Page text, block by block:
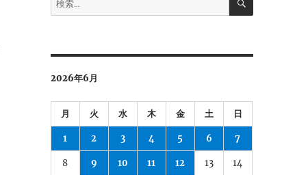
索:
2026年6月
月 火 水 木 金 土 日
1 2 3 4 5 6 7
8 9 10 11 12 13 14